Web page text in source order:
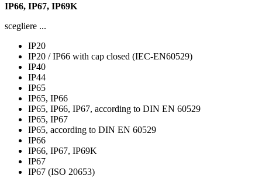
IP66, IP67, IP69K
scegliere ...
IP20
IP20 / IP66 with cap closed (IEC-EN60529)
IP40
IP44
IP65
IP65, IP66
IP65, IP66, IP67, according to DIN EN 60529
IP65, IP67
IP65, according to DIN EN 60529
IP66
IP66, IP67, IP69K
IP67
IP67 (ISO 20653)